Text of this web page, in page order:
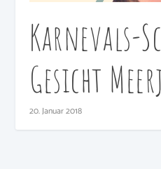
Karnevals-
Gesicht
20. Januar 2018